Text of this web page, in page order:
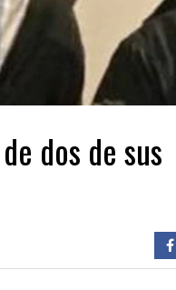
dos de sus